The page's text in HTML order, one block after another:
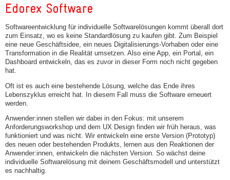
Edorex Software
Softwareentwicklung für individuelle Softwarelösungen kommt überall dort
zum Einsatz, wo es keine Standardlösung zu kaufen gibt. Zum Beispiel
eine neue Geschäftsidee, ein neues Digitalisierungs-Vorhaben oder eine
Transformation in die Realität umsetzen. Also eine App, ein Portal, ein
Dashboard entwickeln, das es zuvor in dieser Form noch nicht gegeben
hat.
Oft ist es auch eine bestehende Lösung, welche das Ende ihres
Lebenszyklus erreicht hat. In diesem Fall muss die Software erneuert
werden.
Anwender:innen stellen wir dabei in den Fokus: mit unserem
Anforderungsworkshop und dem UX Design finden wir früh heraus, was
funktioniert und was nicht. Wir entwickeln eine erste Version (Prototyp)
des neuen oder bestehenden Produkts, lernen aus den Reaktionen der
Anwender:innen, entwickeln die nächsten Version. So wächst deine
individuelle Softwarelösung mit deinem Geschäftsmodell und unterstützt
es nachhaltig.